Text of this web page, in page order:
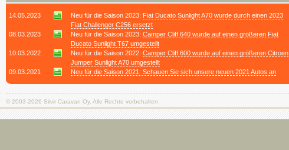
14.05.2023 Neu für die Saison 2023: Fiat Ducato Sunlight A70 wurde durch einen 2023
Fiat Challenger C256 ersetzt
08.03.2023
Neu für die Saison 2023: Camper Cliff 640 wurde auf einen größeren Fiat
Ducato Sunlight T67 umgestellt
10.03.2022
Neu für die Saison 2022: Camper Cliff 600 wurde auf einen größeren Citroen
Jumper Sunlight A70 umgestellt
09.03.2021
Neu für die Saison 2021: Schauen Sie sich unsere neuen 2021 Autos an
© 2003-2026 Siivir Caravan Oy. Alle Rechte vorbehalten.